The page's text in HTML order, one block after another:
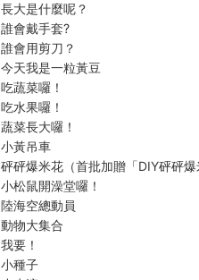
長大是什麼呢？
誰會戴手套?
誰會用剪刀？
今天我是一粒黃豆
吃蔬菜囉！
吃水果囉！
蔬菜長大囉！
小黃吊車
砰砰爆米花（首批加贈「DIY砰砰
小松鼠開澡堂囉！
陸海空總動員
動物大集合
我要！
小種子